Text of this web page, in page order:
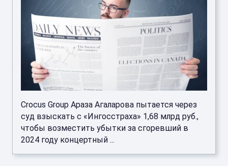
Crocus Group Араза Агаларова пытается через
суд взыскать с «Ингосстраха» 1,68 млрд руб.,
чтобы возместить убытки за сгоревший в
2024 году концертный ...